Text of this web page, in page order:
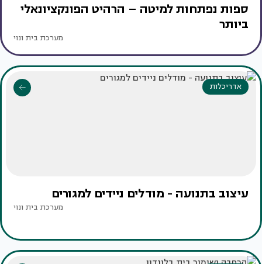
ספות נפתחות למיטה – הרהיט הפונקציונאלי
ביותר
מערכת בית ונוי
אדריכלות
עיצוב בתנועה - מודלים ניידים למגורים
מערכת בית ונוי